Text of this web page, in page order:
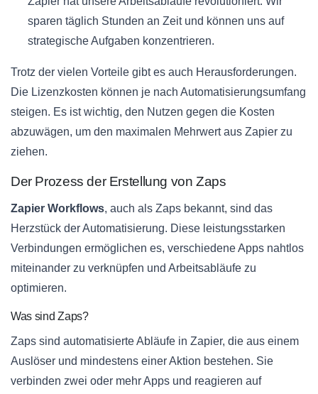
sparen täglich Stunden an Zeit und können uns auf
strategische Aufgaben konzentrieren.
Trotz der vielen Vorteile gibt es auch Herausforderungen.
Die Lizenzkosten können je nach Automatisierungsumfang
steigen. Es ist wichtig, den Nutzen gegen die Kosten
abzuwägen, um den maximalen Mehrwert aus Zapier zu
ziehen.
Der Prozess der Erstellung von Zaps
Zapier Workflows, auch als Zaps bekannt, sind das
Herzstück der Automatisierung. Diese leistungsstarken
Verbindungen ermöglichen es, verschiedene Apps nahtlos
miteinander zu verknüpfen und Arbeitsabläufe zu
optimieren.
Was sind Zaps?
Zaps sind automatisierte Abläufe in Zapier, die aus einem
Auslöser und mindestens einer Aktion bestehen. Sie
verbinden zwei oder mehr Apps und reagieren auf